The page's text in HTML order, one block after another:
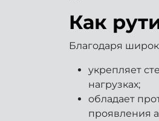
Как
Благодаря
укрепляет
нагрузках;
обладает
проявления